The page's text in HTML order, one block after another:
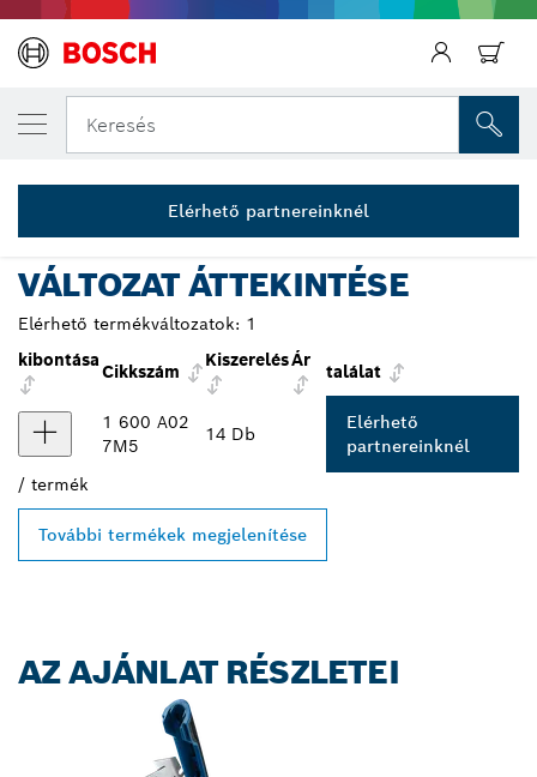
Keresés
... Kés- és pengekészlet, 11 db, Professional
AZ ÁLTALAD VÁLASZTOTT TERMÉK
Kés- és pengekészlet, 11 db
1 600 A02 7M5
Elérhető partnereinknél
VÁLTOZAT ÁTTEKINTÉSE
Elérhető termékváltozatok: 1
kibontása
Cikkszám
KiszerelésÁr
találat
1 600 A02
7M5
14 Db
Elérhető
partnereinknél
/ termék
További termékek megjelenítése
AZ AJÁNLAT RÉSZLETEI